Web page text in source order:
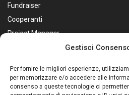
Gestisci
Per fornire le migliori esperienze,
per memorizzare e/o accedere alle
consenso a queste tecnologie ci
Fundraiser
Cooperanti
Project Manager
Personale Sanitario
Assistenti Sociali